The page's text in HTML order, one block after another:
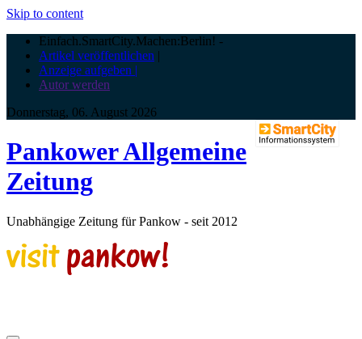
Skip to content
Einfach.SmartCity.Machen:Berlin! -
Artikel veröffentlichen |
Anzeige aufgeben |
Autor werden
Donnerstag, 06. August 2026
Pankower Allgemeine
Zeitung
Unabhängige Zeitung für Pankow - seit 2012